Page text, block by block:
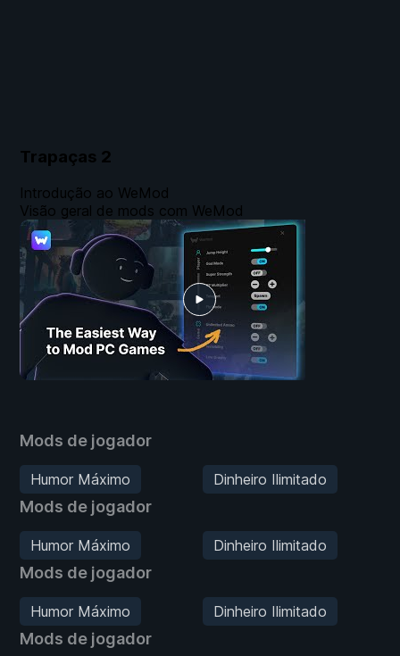
Trapaças 2
Mods de jogador
Humor Máximo Dinheiro Ilimitado
Mods de jogador
Humor Máximo Dinheiro Ilimitado
Mods de jogador
Humor Máximo Dinheiro Ilimitado
Mods de jogador
Introdução ao WeMod
Visão geral de mods com WeMod